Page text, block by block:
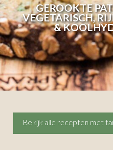
GEROOKTE
VEGETARISCH,
&
Bekijk alle recepten met